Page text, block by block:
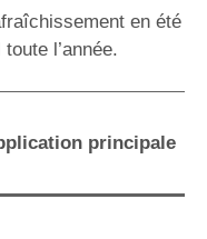
en été
l’année.
principale